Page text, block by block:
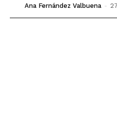
Ana Fernández Valbuena -